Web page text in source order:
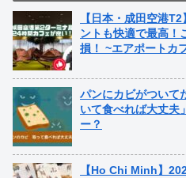
【日本・成田空港
ントも快適で最高！
損！ ~エアポートカ
パンにカビがついて
いて食べれば大丈夫
ー？
【Ho Chi Minh】